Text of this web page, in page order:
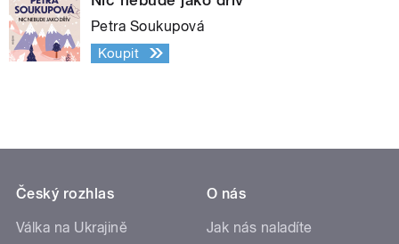
Petra Soukupová
Koupit
Český rozhlas
Válka na Ukrajině
O nás
Jak nás naladíte